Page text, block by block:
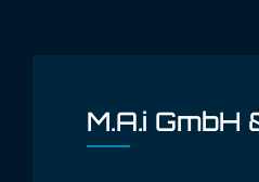
M.A.i GmbH